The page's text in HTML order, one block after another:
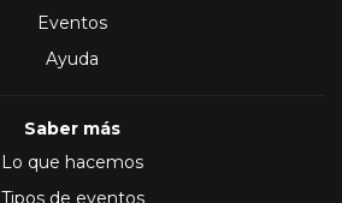
Eventos
Ayuda
Saber más
Lo que hacemos